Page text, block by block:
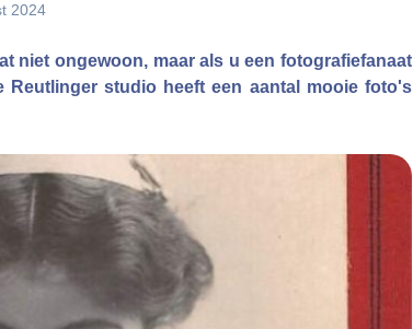
2024
niet ongewoon, maar als u een fotografiefanaat
Reutlinger studio heeft een aantal mooie foto's